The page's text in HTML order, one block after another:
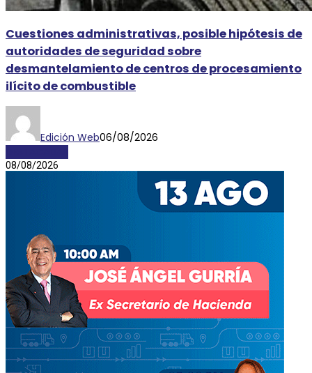
Cuestiones administrativas, posible hipótesis de
autoridades de seguridad sobre
desmantelamiento de centros de procesamiento
ilícito de combustible
Edición Web06/08/2026
08/08/2026